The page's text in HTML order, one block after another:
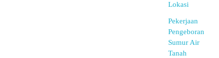
Lokasi
Pekerjaan
Pengeboran
Sumur Air
Tanah